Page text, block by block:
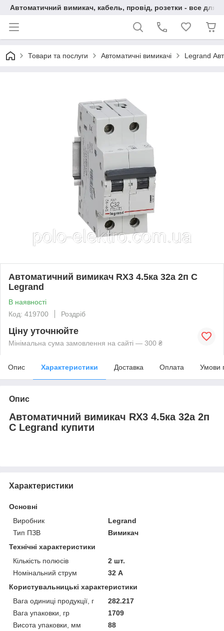
Автоматичний вимикач, кабель, провід, розетки - все для
Товари та послуги Автоматичні вимикачі Legrand
Автоматичний вимикач RX3 4.5ка 32а 2п C
Legrand
В наявності
Код: 419700
Роздріб
Ціну уточнюйте
Мінімальна сума замовлення на сайті — 300 ₴
Опис Характеристики Доставка Оплата Умови
Опис
Автоматичний вимикач RX3 4.5ка 32а 2п
C Legrand купити
Характеристики
Основні
Виробник
Legrand
Тип ПЗВ
Вимикач
Технічні характеристики
Кількість полюсів
2 шт.
Номінальний струм
32 А
Користувальницькі характеристики
Вага одиниці продукції, г
282.217
Вага упаковки, гр
1709
Висота упаковки, мм
88